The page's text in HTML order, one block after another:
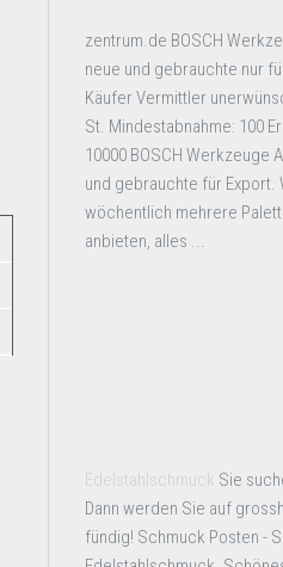
zentrum.de BOSCH
neue und gebrauchte nur
Käufer Vermittler
St. Mindestabnahme: 100
10000 BOSCH Werkzeuge
und gebrauchte für Export.
wöchentlich mehrere
anbieten, alles ...
Edelstahlschmuck Sie
Dann werden Sie auf
fündig! Schmuck Posten -